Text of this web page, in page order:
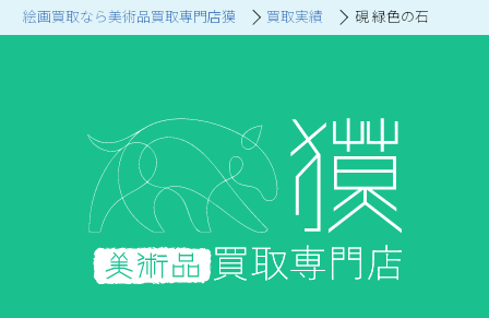
絵画買取なら美術品買取専門店獏 買取実績 硯 緑色の石